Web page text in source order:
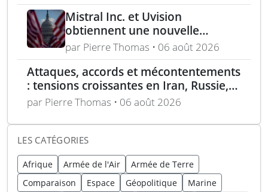
Mistral Inc. et Uvision
obtiennent une nouvelle
commande pour le programme
US Army Lethal Unmanned
Systems
par Pierre Thomas • 06 août 2026
Attaques, accords et mécontentements
: tensions croissantes en Iran, Russie,
Chine, Corée du Nord et jihadistes
par Pierre Thomas • 06 août 2026
LES CATÉGORIES
Afrique Armée de l'Air
Armée de Terre
Comparaison
Espace Géopolitique
Marine